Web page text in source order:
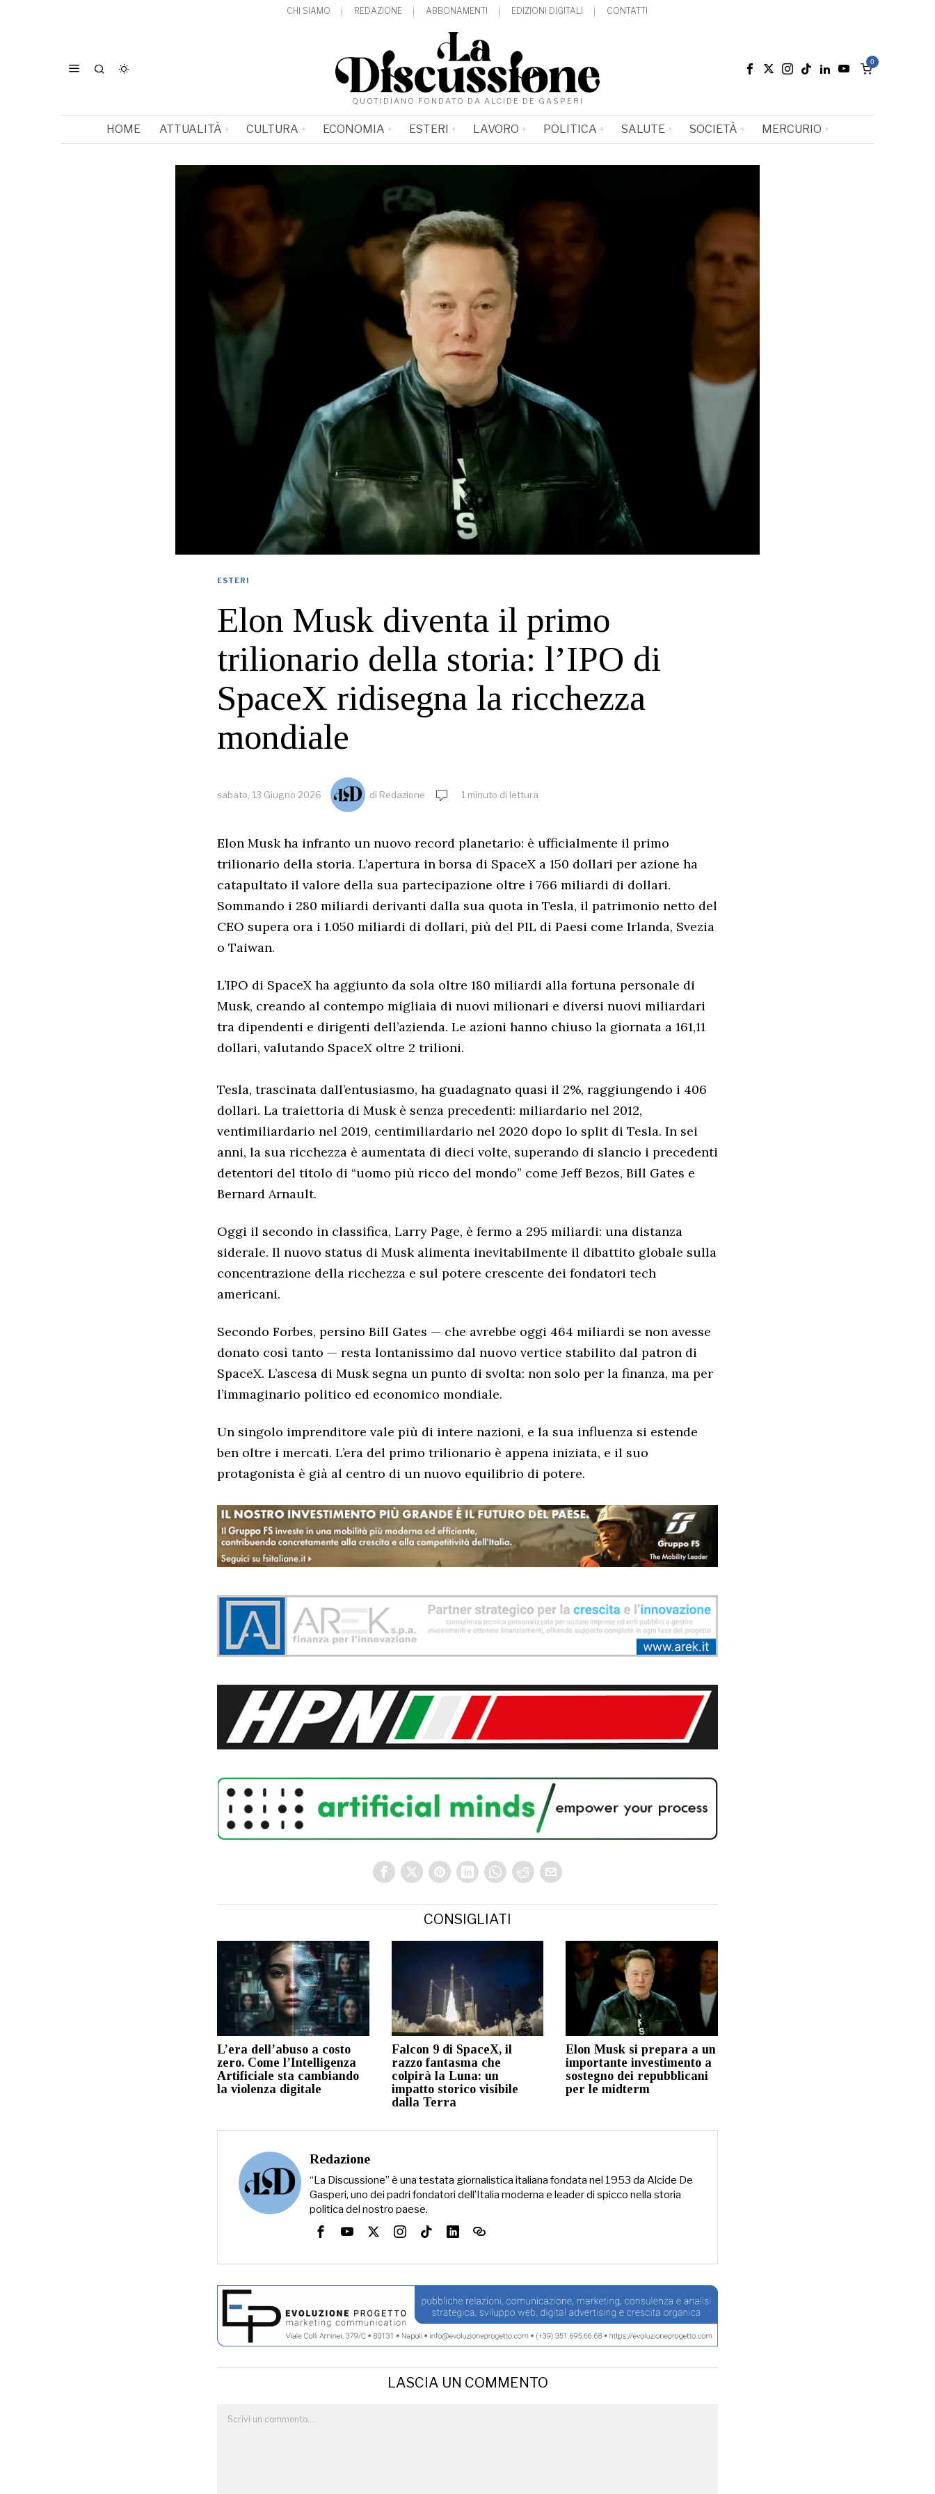
CHI SIAMO REDAZIONE ABBONAMENTI EDIZIONI DIGITALI CONTATTI
QUOTIDIANO FONDATO DA ALCIDE DE GASPERI
0
HOME ATTUALITÀ CULTURA ECONOMIA ESTERI LAVORO POLITICA SALUTE SOCIETÀ MERCURIO
ESTERI
Elon Musk diventa il primo
trilionario della storia: l’IPO di
SpaceX ridisegna la ricchezza
mondiale
sabato, 13 Giugno 2026 di Redazione 1 minuto di lettura
Elon Musk ha infranto un nuovo record planetario: è ufficialmente il primo
trilionario della storia. L’apertura in borsa di SpaceX a 150 dollari per azione ha
catapultato il valore della sua partecipazione oltre i 766 miliardi di dollari.
Sommando i 280 miliardi derivanti dalla sua quota in Tesla, il patrimonio netto del
CEO supera ora i 1.050 miliardi di dollari, più del PIL di Paesi come Irlanda, Svezia
o Taiwan.
L’IPO di SpaceX ha aggiunto da sola oltre 180 miliardi alla fortuna personale di
Musk, creando al contempo migliaia di nuovi milionari e diversi nuovi miliardari
tra dipendenti e dirigenti dell’azienda. Le azioni hanno chiuso la giornata a 161,11
dollari, valutando SpaceX oltre 2 trilioni.
Tesla, trascinata dall’entusiasmo, ha guadagnato quasi il 2%, raggiungendo i 406
dollari. La traiettoria di Musk è senza precedenti: miliardario nel 2012,
ventimiliardario nel 2019, centimiliardario nel 2020 dopo lo split di Tesla. In sei
anni, la sua ricchezza è aumentata di dieci volte, superando di slancio i precedenti
detentori del titolo di “uomo più ricco del mondo” come Jeff Bezos, Bill Gates e
Bernard Arnault.
Oggi il secondo in classifica, Larry Page, è fermo a 295 miliardi: una distanza
siderale. Il nuovo status di Musk alimenta inevitabilmente il dibattito globale sulla
concentrazione della ricchezza e sul potere crescente dei fondatori tech
americani.
Secondo Forbes, persino Bill Gates — che avrebbe oggi 464 miliardi se non avesse
donato così tanto — resta lontanissimo dal nuovo vertice stabilito dal patron di
SpaceX. L’ascesa di Musk segna un punto di svolta: non solo per la finanza, ma per
l’immaginario politico ed economico mondiale.
Un singolo imprenditore vale più di intere nazioni, e la sua influenza si estende
ben oltre i mercati. L’era del primo trilionario è appena iniziata, e il suo
protagonista è già al centro di un nuovo equilibrio di potere.
CONSIGLIATI
L’era dell’abuso a costo
zero. Come l’Intelligenza
Artificiale sta cambiando
la violenza digitale
Falcon 9 di SpaceX, il
razzo fantasma che
colpirà la Luna: un
impatto storico visibile
dalla Terra
Elon Musk si prepara a un
importante investimento a
sostegno dei repubblicani
per le midterm
Redazione
“La Discussione” è una testata giornalistica italiana fondata nel 1953 da Alcide De
Gasperi, uno dei padri fondatori dell’Italia moderna e leader di spicco nella storia
politica del nostro paese.
LASCIA UN COMMENTO